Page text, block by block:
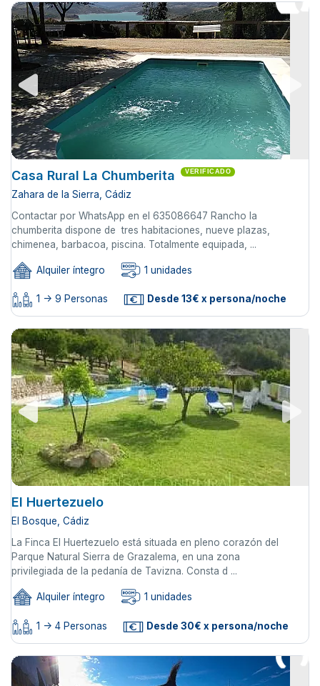
Casa Rural La Chumberita VERIFICADO
Zahara de la Sierra, Cádiz
Contactar por WhatsApp en el 635086647 Rancho la
chumberita dispone de tres habitaciones, nueve plazas,
chimenea, barbacoa, piscina. Totalmente equipada, ...
Alquiler íntegro 1 unidades
1 -> 9 Personas Desde 13€ x persona/noche
El Huertezuelo
El Bosque, Cádiz
La Finca El Huertezuelo está situada en pleno corazón del
Parque Natural Sierra de Grazalema, en una zona
privilegiada de la pedanía de Tavizna. Consta d ...
Alquiler íntegro 1 unidades
1 -> 4 Personas Desde 30€ x persona/noche